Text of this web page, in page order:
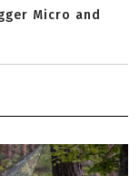
Micro and